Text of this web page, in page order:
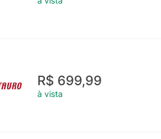
R$ 699,99
à vista